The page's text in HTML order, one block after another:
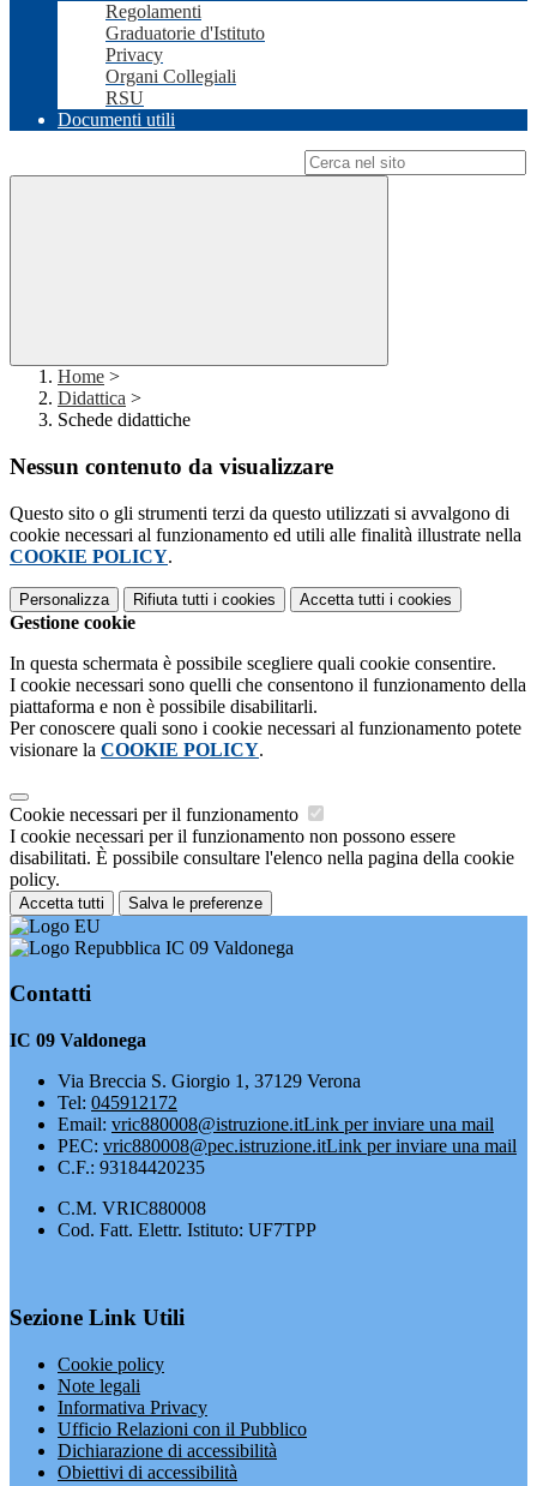
Regolamenti
Graduatorie d'Istituto
Privacy
Organi Collegiali
RSU
Documenti utili
Home >
Didattica >
Schede didattiche
Nessun contenuto da visualizzare
Questo sito o gli strumenti terzi da questo utilizzati si avvalgono di
cookie necessari al funzionamento ed utili alle finalità illustrate nella
COOKIE POLICY.
Personalizza Rifiuta tutti i cookies Accetta tutti i cookies
Gestione cookie
In questa schermata è possibile scegliere quali cookie consentire.
I cookie necessari sono quelli che consentono il funzionamento della
piattaforma e non è possibile disabilitarli.
Per conoscere quali sono i cookie necessari al funzionamento potete
visionare la COOKIE POLICY.
Cookie necessari per il funzionamento
I cookie necessari per il funzionamento non possono essere
disabilitati. È possibile consultare l'elenco nella pagina della cookie
policy.
Accetta tutti Salva le preferenze
IC 09 Valdonega
Contatti
IC 09 Valdonega
Via Breccia S. Giorgio 1, 37129 Verona
Tel: 045912172
Email: vric880008@istruzione.itLink per inviare una mail
PEC: vric880008@pec.istruzione.itLink per inviare una mail
C.F.: 93184420235
C.M. VRIC880008
Cod. Fatt. Elettr. Istituto: UF7TPP
Sezione Link Utili
Cookie policy
Note legali
Informativa Privacy
Ufficio Relazioni con il Pubblico
Dichiarazione di accessibilità
Obiettivi di accessibilità